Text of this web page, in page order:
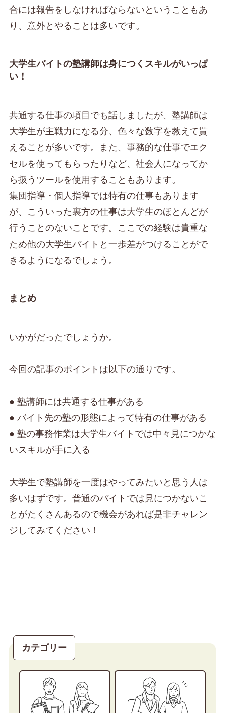
合には報告をしなければならないということもあ
り、意外とやることは多いです。
大学生バイトの塾講師は身につくスキルがいっぱ
い！
共通する仕事の項目でも話しましたが、塾講師は
大学生が主戦力になる分、色々な数字を教えて貰
えることが多いです。また、事務的な仕事でエク
セルを使ってもらったりなど、社会人になってか
ら扱うツールを使用することもあります。
集団指導・個人指導では特有の仕事もあります
が、こういった裏方の仕事は大学生のほとんどが
行うことのないことです。ここでの経験は貴重な
ため他の大学生バイトと一歩差がつけることがで
きるようになるでしょう。
まとめ
いかがだったでしょうか。
今回の記事のポイントは以下の通りです。
● 塾講師には共通する仕事がある
● バイト先の塾の形態によって特有の仕事がある
● 塾の事務作業は大学生バイトでは中々見につかな
いスキルが手に入る
大学生で塾講師を一度はやってみたいと思う人は
多いはずです。普通のバイトでは見につかないこ
とがたくさんあるので機会があれば是非チャレン
ジしてみてください！
カテゴリー